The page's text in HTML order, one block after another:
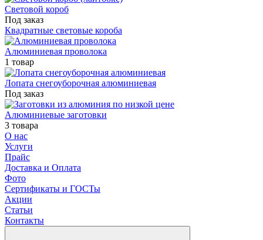
Световой короб
Под заказ
Квадратные световые короба
Алюминиевая проволока
1 товар
Лопата снегоуборочная алюминиевая
Под заказ
Алюминиевые заготовки
3 товара
О нас
Услуги
Прайс
Доставка и Оплата
Фото
Сертификаты и ГОСТы
Акции
Статьи
Контакты